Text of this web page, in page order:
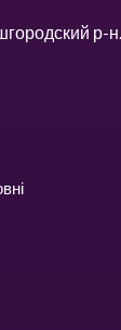
р-